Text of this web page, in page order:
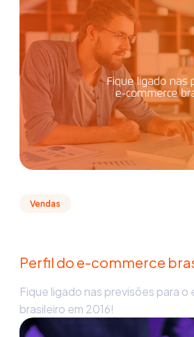
Vendas
Perfil do e-commerce
Fique ligado nas previsões para
brasileiro em 2016!